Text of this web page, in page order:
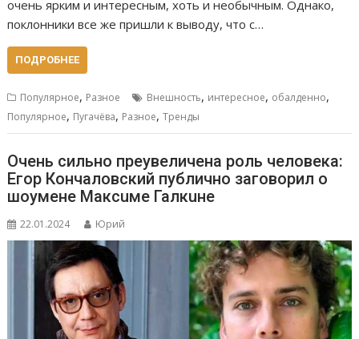
очень ярким и интересным, хоть и необычным. Однако,
поклонники все же пришли к выводу, что с…
ПОДРОБНЕЕ
Популярное, Разное Внешность, интересное, обалденно,
Популярное, Пугачёва, Разное,Тренды
Очень сильно преувеличена роль человека:
Егор Кончаловский публично заговорил о
шоумене Максuме Галкuне
22.01.2024 Юрий